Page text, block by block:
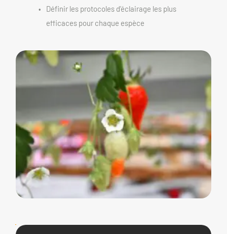
Définir les protocoles d’éclairage les plus
efficaces pour chaque espèce